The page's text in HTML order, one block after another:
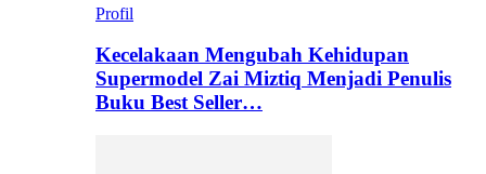
Profil
Kecelakaan Mengubah Kehidupan
Supermodel Zai Miztiq Menjadi Penulis
Buku Best Seller…